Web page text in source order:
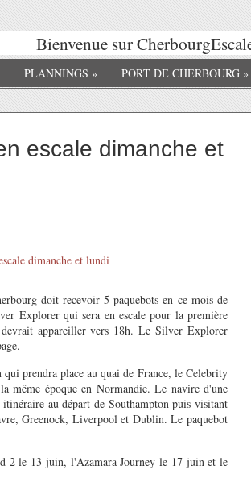
Bienvenue sur CherbourgEscale
PLANNINGS » PORT DE CHERBOURG »
escale dimanche et
doit recevoir 5 paquebots en ce mois de
Explorer qui sera en escale pour la première
appareiller vers 18h. Le Silver Explorer
prendra place au quai de France, le Celebrity
même époque en Normandie. Le navire d'une
au départ de Southampton puis visitant
Greenock, Liverpool et Dublin. Le paquebot
2 le 13 juin, l'Azamara Journey le 17 juin et le